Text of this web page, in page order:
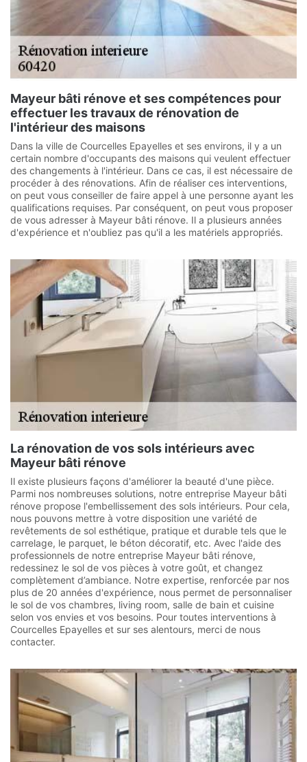
Mayeur bâti rénove et ses compétences pour
effectuer les travaux de rénovation de
l'intérieur des maisons
Dans la ville de Courcelles Epayelles et ses environs, il y a un
certain nombre d'occupants des maisons qui veulent effectuer
des changements à l'intérieur. Dans ce cas, il est nécessaire de
procéder à des rénovations. Afin de réaliser ces interventions,
on peut vous conseiller de faire appel à une personne ayant les
qualifications requises. Par conséquent, on peut vous proposer
de vous adresser à Mayeur bâti rénove. Il a plusieurs années
d'expérience et n'oubliez pas qu'il a les matériels appropriés.
La rénovation de vos sols intérieurs avec
Mayeur bâti rénove
Il existe plusieurs façons d'améliorer la beauté d'une pièce.
Parmi nos nombreuses solutions, notre entreprise Mayeur bâti
rénove propose l'embellissement des sols intérieurs. Pour cela,
nous pouvons mettre à votre disposition une variété de
revêtements de sol esthétique, pratique et durable tels que le
carrelage, le parquet, le béton décoratif, etc. Avec l'aide des
professionnels de notre entreprise Mayeur bâti rénove,
redessinez le sol de vos pièces à votre goût, et changez
complètement d’ambiance. Notre expertise, renforcée par nos
plus de 20 années d'expérience, nous permet de personnaliser
le sol de vos chambres, living room, salle de bain et cuisine
selon vos envies et vos besoins. Pour toutes interventions à
Courcelles Epayelles et sur ses alentours, merci de nous
contacter.